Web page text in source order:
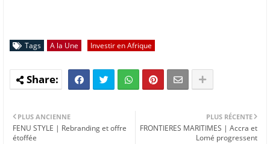
Tags A la Une Investir en Afrique
PLUS RÉCENTE
FRONTIERES MARITIMES | Accra et
Lomé progressent
PLUS ANCIENNE
FENU STYLE | Rebranding et offre
étoffée